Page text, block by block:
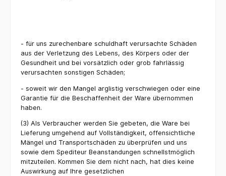
- für uns zurechenbare schuldhaft verursachte Schäden
aus der Verletzung des Lebens, des Körpers oder der
Gesundheit und bei vorsätzlich oder grob fahrlässig
verursachten sonstigen Schäden;
- soweit wir den Mangel arglistig verschwiegen oder eine
Garantie für die Beschaffenheit der Ware übernommen
haben.
(3) Als Verbraucher werden Sie gebeten, die Ware bei
Lieferung umgehend auf Vollständigkeit, offensichtliche
Mängel und Transportschäden zu überprüfen und uns
sowie dem Spediteur Beanstandungen schnellstmöglich
mitzuteilen. Kommen Sie dem nicht nach, hat dies keine
Auswirkung auf Ihre gesetzlichen